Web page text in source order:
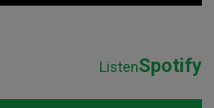
ListenSpotify